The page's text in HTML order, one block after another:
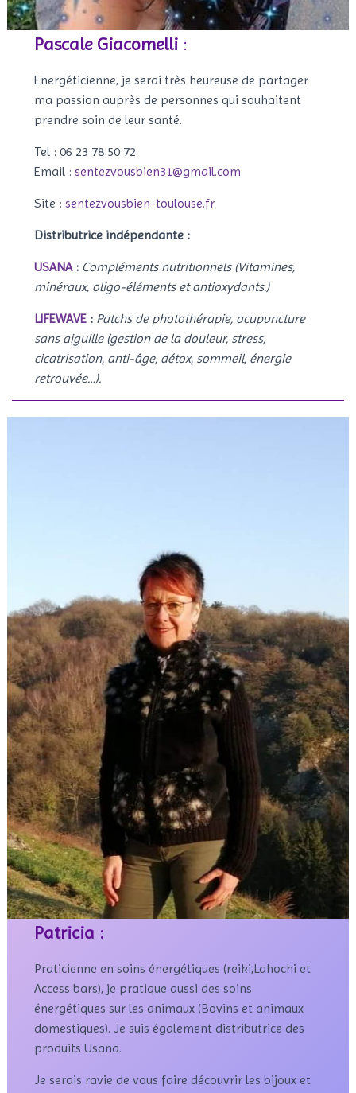
Pascale Giacomelli :
Energéticienne, je serai très heureuse de partager
ma passion auprès de personnes qui souhaitent
prendre soin de leur santé.
Tel : 06 23 78 50 72
Email :sentezvousbien31@gmail.com
Site :sentezvousbien-toulouse.fr
Distributrice indépendante :
USANA: Compléments nutritionnels (Vitamines,
minéraux, oligo-éléments et antioxydants.)
LIFEWAVE : Patchs de photothérapie, acupuncture
sans aiguille (gestion de la douleur, stress,
cicatrisation, anti-âge, détox, sommeil, énergie
retrouvée…).
Patricia :
Praticienne en soins énergétiques (reiki,Lahochi et
Access bars), je pratique aussi des soins
énergétiques sur les animaux (Bovins et animaux
domestiques). Je suis également distributrice des
produits Usana.
Je serais ravie de vous faire découvrir les bijoux et